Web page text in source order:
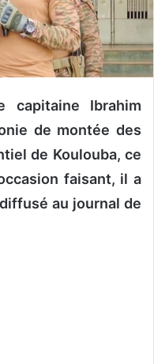
capitaine Ibrahim
de montée des
de Koulouba, ce
faisant, il a
au journal de